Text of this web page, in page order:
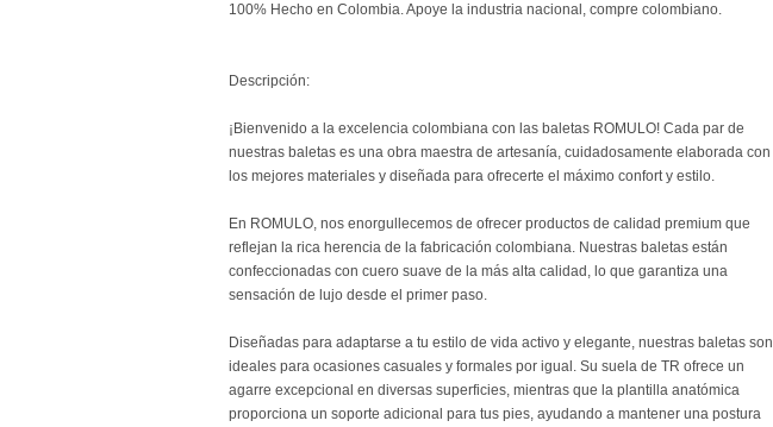
100% Hecho en Colombia. Apoye la industria nacional, compre colombiano.
Descripción:
¡Bienvenido a la excelencia colombiana con las baletas ROMULO! Cada par de
nuestras baletas es una obra maestra de artesanía, cuidadosamente elaborada con
los mejores materiales y diseñada para ofrecerte el máximo confort y estilo.
En ROMULO, nos enorgullecemos de ofrecer productos de calidad premium que
reflejan la rica herencia de la fabricación colombiana. Nuestras baletas están
confeccionadas con cuero suave de la más alta calidad, lo que garantiza una
sensación de lujo desde el primer paso.
Diseñadas para adaptarse a tu estilo de vida activo y elegante, nuestras baletas son
ideales para ocasiones casuales y formales por igual. Su suela de TR ofrece un
agarre excepcional en diversas superficies, mientras que la plantilla anatómica
proporciona un soporte adicional para tus pies, ayudando a mantener una postura